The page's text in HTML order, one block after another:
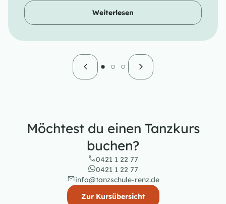
Weiterlesen
Möchtest du einen Tanzkurs
buchen?
0421 1 22 77
0421 1 22 77
info@tanzschule-renz.de
Zur Kursübersicht